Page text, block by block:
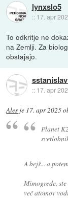
lynxslo5
:: 17. apr
To odkritje ne
na Zemlji. Za
obstajajo.
:: 17. apr
Ales je 17. apr 2025
Planet
A bejš... a
Mimogrede,
več atomov